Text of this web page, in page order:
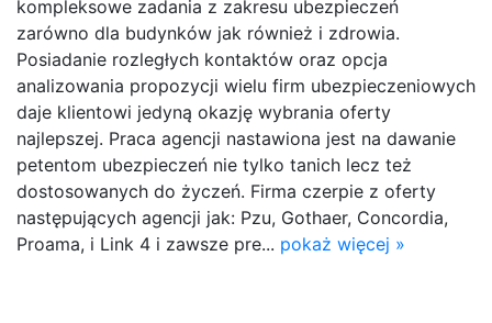
kompleksowe zadania z zakresu ubezpieczeń
zarówno dla budynków jak również i zdrowia.
Posiadanie rozległych kontaktów oraz opcja
analizowania propozycji wielu firm ubezpieczeniowych
daje klientowi jedyną okazję wybrania oferty
najlepszej. Praca agencji nastawiona jest na dawanie
petentom ubezpieczeń nie tylko tanich lecz też
dostosowanych do życzeń. Firma czerpie z oferty
następujących agencji jak: Pzu, Gothaer, Concordia,
Proama, i Link 4 i zawsze pre... pokaż więcej »